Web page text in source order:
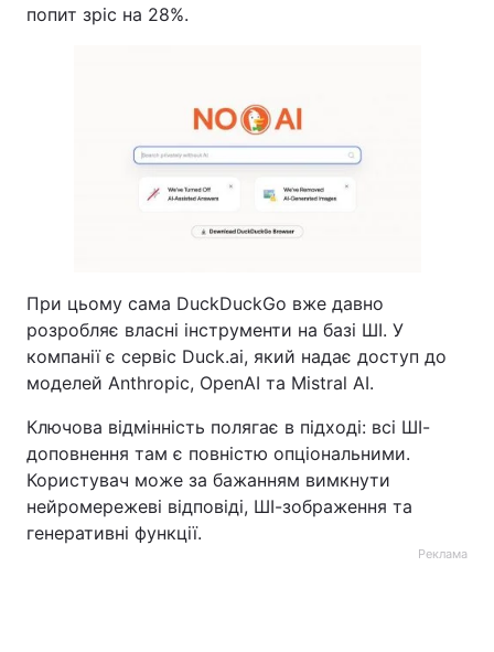
попит зріс на 28%.
При цьому сама DuckDuckGo вже давно
розробляє власні інструменти на базі ШІ. У
компанії є сервіс Duck.ai, який надає доступ до
моделей Anthropic, OpenAI та Mistral AI.
Ключова відмінність полягає в підході: всі ШІ-
доповнення там є повністю опціональними.
Користувач може за бажанням вимкнути
нейромережеві відповіді, ШІ-зображення та
генеративні функції.
Реклама